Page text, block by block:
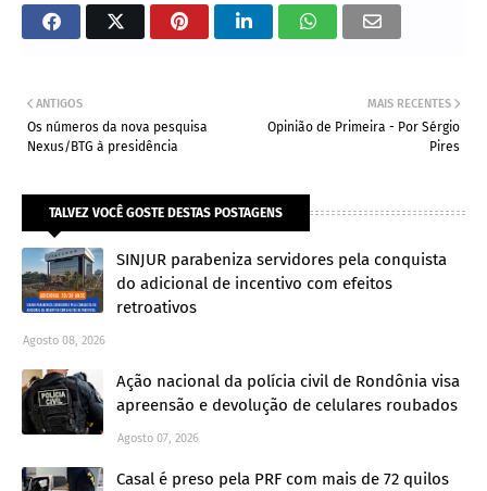
MAIS RECENTES
Opinião de Primeira - Por Sérgio
Pires
ANTIGOS
Os números da nova pesquisa
Nexus/BTG à presidência
TALVEZ VOCÊ GOSTE DESTAS POSTAGENS
SINJUR parabeniza servidores pela conquista
do adicional de incentivo com efeitos
retroativos
Agosto 08, 2026
Ação nacional da polícia civil de Rondônia visa
apreensão e devolução de celulares roubados
Agosto 07, 2026
Casal é preso pela PRF com mais de 72 quilos